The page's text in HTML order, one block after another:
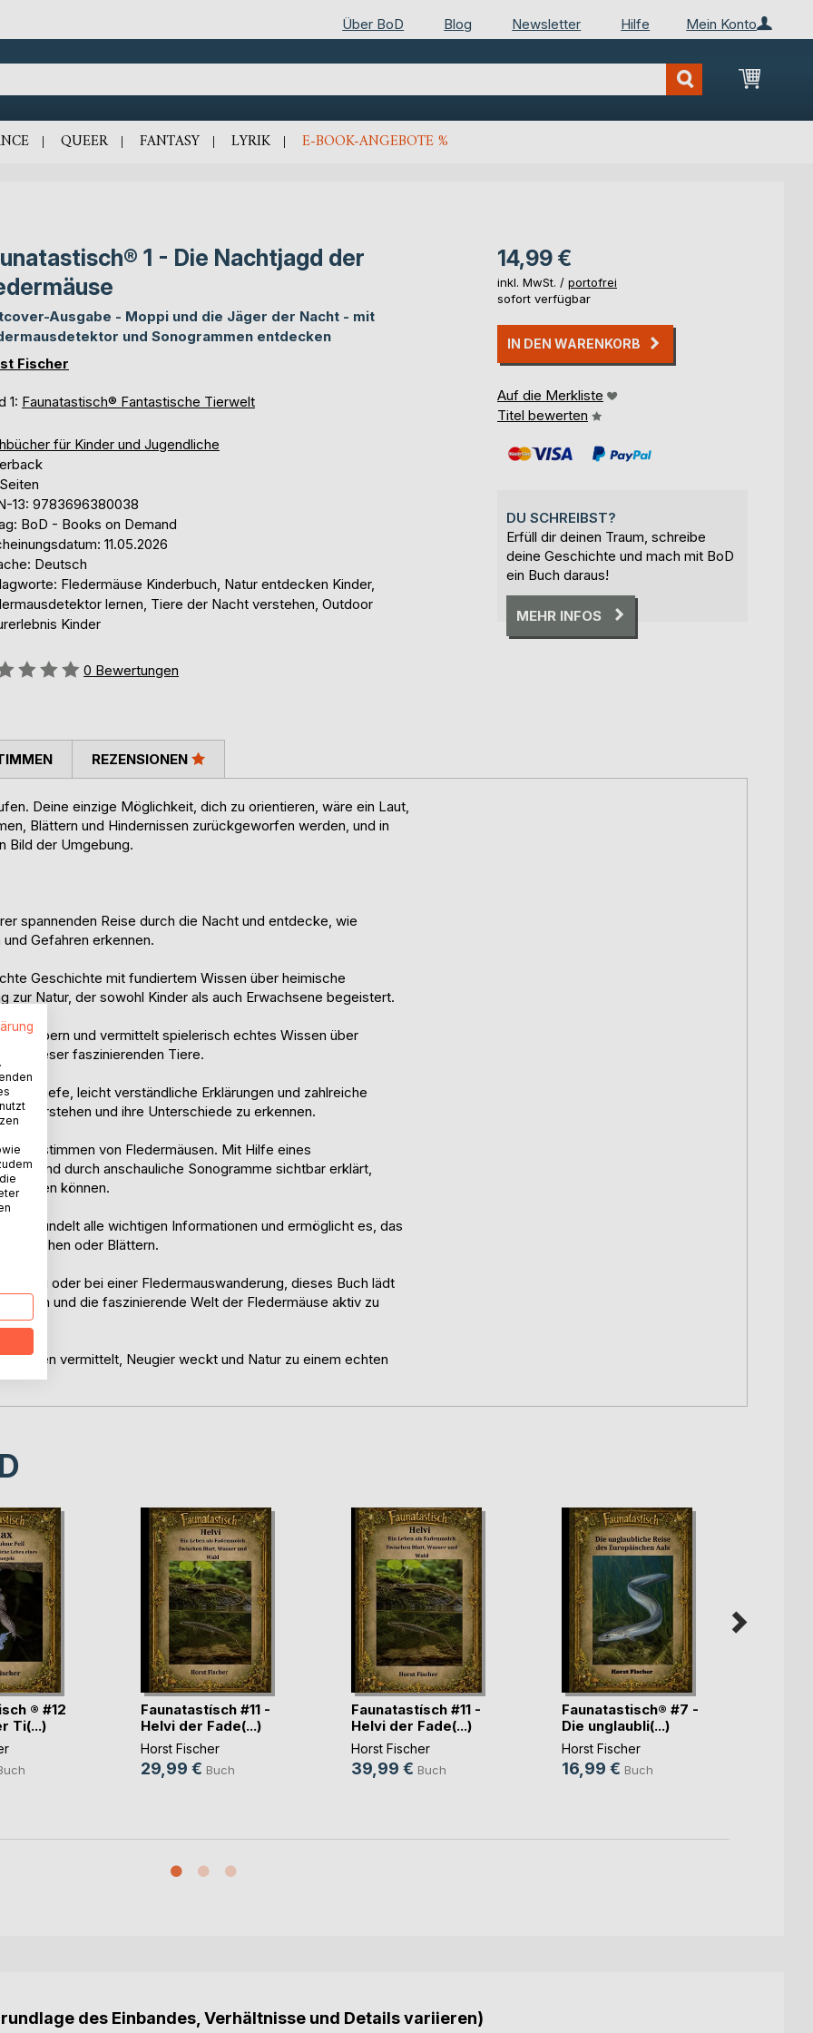
Mein Konto
Über BoD Blog Newsletter Hilfe
Mein
QUEER FANTASY LYRIK E-BOOK-ANGEBOTE %
1 - Die Nachtjagd der
Ausgabe - Moppi und die Jäger der Nacht - mit
und Sonogrammen entdecken
Fischer
1: Faunatastisch® Fantastische Tierwelt
für Kinder und Jugendliche
13: 9783696380038
BoD - Books on Demand
11.05.2026
Deutsch
Fledermäuse Kinderbuch, Natur entdecken Kinder,
lernen, Tiere der Nacht verstehen, Outdoor
Kinder
0 Bewertungen
14,99 €
inkl. MwSt. / portofrei
sofort verfügbar
IN DEN WARENKORB
Auf die Merkliste
Titel bewerten
DU SCHREIBST?
Erfüll dir deinen Traum, schreibe
deine Geschichte und mach mit BoD
ein Buch daraus!
MEHR INFOS
Deine einzige Möglichkeit, dich zu orientieren, wäre ein Laut,
Blättern und Hindernissen zurückgeworfen werden, und in
Bild der Umgebung.
spannenden Reise durch die Nacht und entdecke, wie
Gefahren erkennen.
Geschichte mit fundiertem Wissen über heimische
zur Natur, der sowohl Kinder als auch Erwachsene begeistert.
und vermittelt spielerisch echtes Wissen über
dieser faszinierenden Tiere.
leicht verständliche Erklärungen und zahlreiche
zu verstehen und ihre Unterschiede zu erkennen.
Bestimmen von Fledermäusen. Mit Hilfe eines
und durch anschauliche Sonogramme sichtbar erklärt,
werden können.
bündelt alle wichtigen Informationen und ermöglicht es, das
Suchen oder Blättern.
oder bei einer Fledermauswanderung, dieses Buch lädt
und die faszinierende Welt der Fledermäuse aktiv zu
Wissen vermittelt, Neugier weckt und Natur zu einem echten
REZENSIONEN
® #12
Ti(...)
Faunatastísch #11 -
Helvi der Fade(...)
Horst Fischer
29,99 € Buch
Faunatastísch #11 -
Helvi der Fade(...)
Horst Fischer
39,99 € Buch
Faunatastisch® #7 -
Die unglaubli(...)
Horst Fischer
16,99 € Buch
des Einbandes, Verhältnisse und Details variieren)